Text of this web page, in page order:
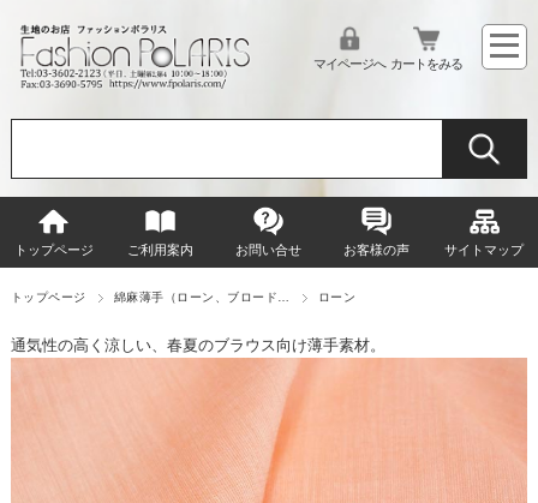
マイページへ カートをみる
トップページ ご利用案内 お問い合せ お客様の声 サイトマップ
トップページ 綿麻薄手（ローン、ブロード… ローン
通気性の高く涼しい、春夏のブラウス向け薄手素材。